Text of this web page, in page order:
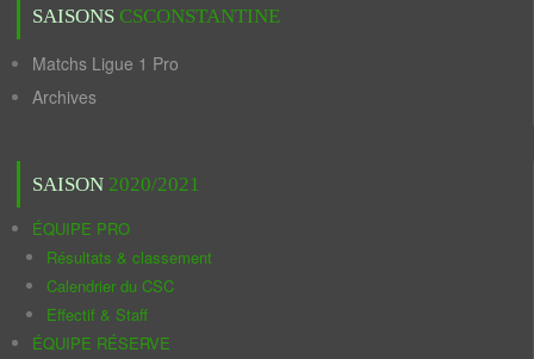
SAISONS CSCONSTANTINE
Matchs Ligue 1 Pro
Archives
SAISON 2020/2021
ÉQUIPE PRO
Résultats & classement
Calendrier du CSC
Effectif & Staff
ÉQUIPE RÉSERVE